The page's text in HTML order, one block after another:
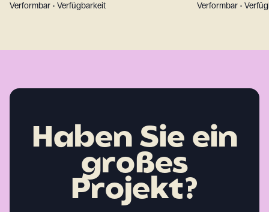
Verformbar • Verfügbarkeit Verformbar •
Haben Sie ein
großes
Projekt?